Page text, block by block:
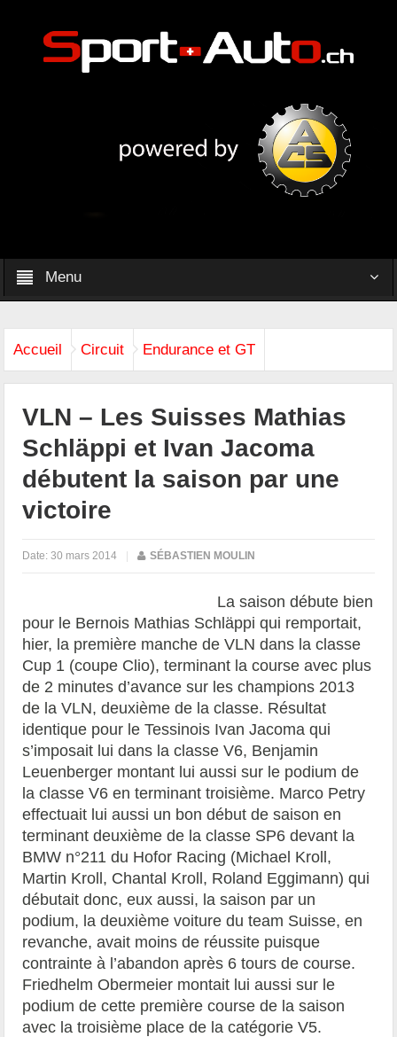
Menu
Accueil Circuit Endurance et GT
VLN – Les Suisses Mathias
Schläppi et Ivan Jacoma
débutent la saison par une
victoire
Date:30 mars 2014 | SÉBASTIEN MOULIN
La saison débute bien
pour le Bernois Mathias Schläppi qui remportait,
hier, la première manche de VLN dans la classe
Cup 1 (coupe Clio), terminant la course avec plus
de 2 minutes d’avance sur les champions 2013
de la VLN, deuxième de la classe. Résultat
identique pour le Tessinois Ivan Jacoma qui
s’imposait lui dans la classe V6, Benjamin
Leuenberger montant lui aussi sur le podium de
la classe V6 en terminant troisième. Marco Petry
effectuait lui aussi un bon début de saison en
terminant deuxième de la classe SP6 devant la
BMW n°211 du Hofor Racing (Michael Kroll,
Martin Kroll, Chantal Kroll, Roland Eggimann) qui
débutait donc, eux aussi, la saison par un
podium, la deuxième voiture du team Suisse, en
revanche, avait moins de réussite puisque
contrainte à l’abandon après 6 tours de course.
Friedhelm Obermeier montait lui aussi sur le
podium de cette première course de la saison
avec la troisième place de la catégorie V5.